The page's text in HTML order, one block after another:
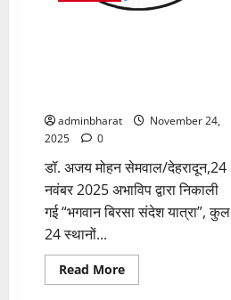
adminbharat
November 24,
2025
0
डॉ. अजय मोहन सेमवाल/देहरादून,24
नवंबर 2025 अभाविप द्वारा निकाली
गई “भगवान बिरसा संदेश यात्रा”, कुल
24 स्थानों...
Read MoreRead
more